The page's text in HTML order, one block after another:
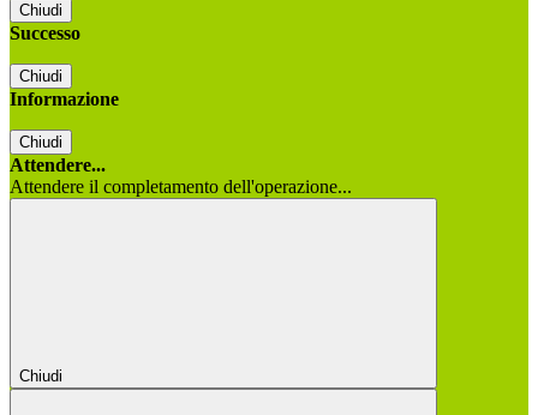
Chiudi
Successo
Chiudi
Informazione
Chiudi
Attendere...
Attendere il completamento dell'operazione...
Chiudi